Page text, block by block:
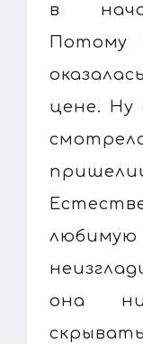
в
Потому
цене. Ну
она